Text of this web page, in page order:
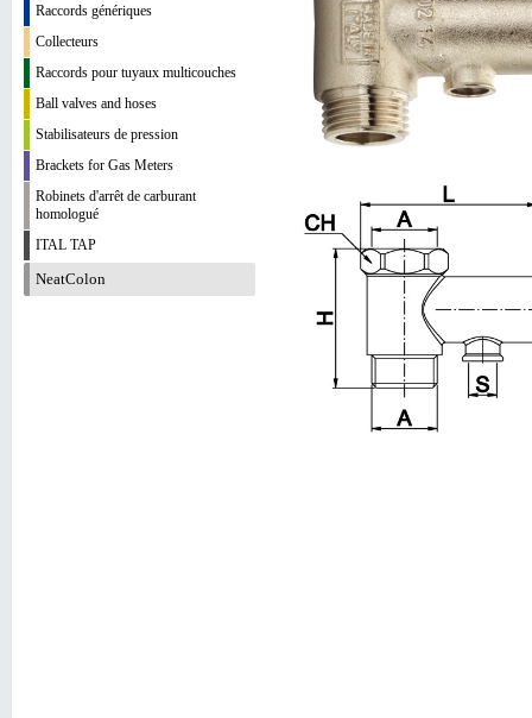
Raccords génériques
Collecteurs
Raccords pour tuyaux multicouches
Ball valves and hoses
Stabilisateurs de pression
Brackets for Gas Meters
Robinets d'arrêt de carburant
homologué
ITAL TAP
NeatColon